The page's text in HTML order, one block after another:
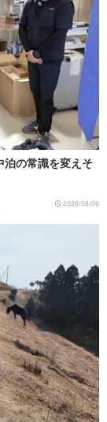
泊の常識を変えそ
2026/08/06